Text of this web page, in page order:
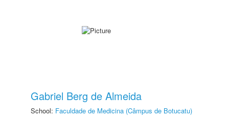
Gabriel Berg de Almeida
School: Faculdade de Medicina (Câmpus de Botucatu)